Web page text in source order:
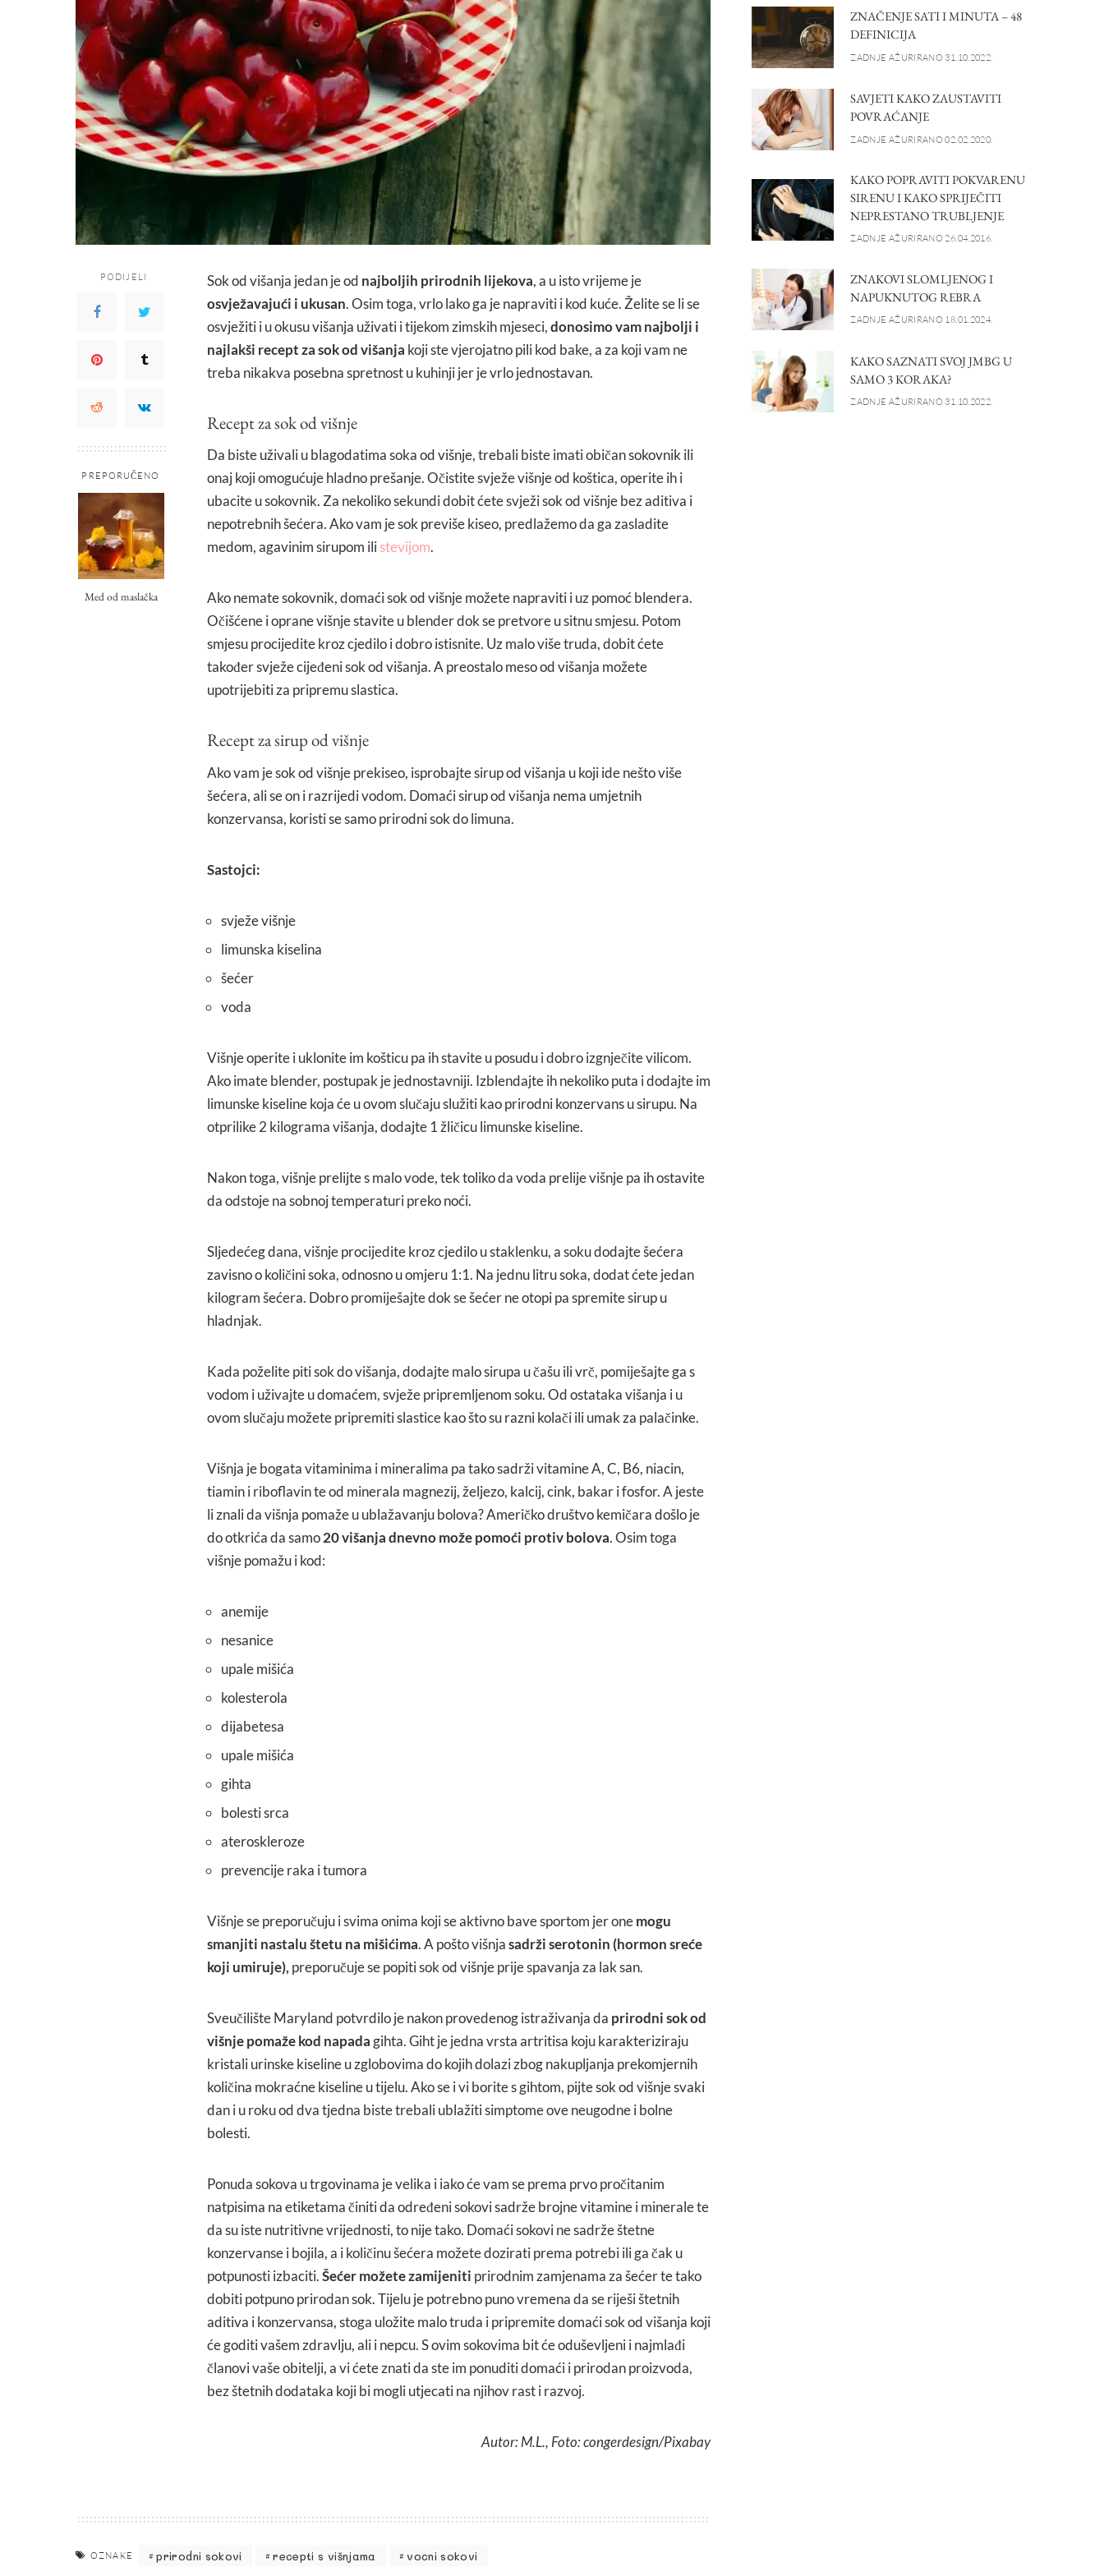
PODIJELI
PREPORUČENO
Med od maslačka
Sok od višanja jedan je od najboljih prirodnih lijekova, a u isto vrijeme je
osvježavajući i ukusan. Osim toga, vrlo lako ga je napraviti i kod kuće. Želite se li se
osvježiti i u okusu višanja uživati i tijekom zimskih mjeseci,donosimo vam najbolji i
najlakši recept za sok od višanja koji ste vjerojatno pili kod bake, a za koji vam ne
treba nikakva posebna spretnost u kuhinji jer je vrlo jednostavan.
Recept za sok od višnje
Da biste uživali u blagodatima soka od višnje, trebali biste imati običan sokovnik ili
onaj koji omogućuje hladno prešanje. Očistite svježe višnje od koštica, operite ih i
ubacite u sokovnik. Za nekoliko sekundi dobit ćete svježi sok od višnje bez aditiva i
nepotrebnih šećera. Ako vam je sok previše kiseo, predlažemo da ga zasladite
medom, agavinim sirupom ilistevijom.
Ako nemate sokovnik, domaći sok od višnje možete napraviti i uz pomoć blendera.
Očišćene i oprane višnje stavite u blender dok se pretvore u sitnu smjesu. Potom
smjesu procijedite kroz cjedilo i dobro istisnite. Uz malo više truda, dobit ćete
također svježe cijeđeni sok od višanja. A preostalo meso od višanja možete
upotrijebiti za pripremu slastica.
Recept za sirup od višnje
Ako vam je sok od višnje prekiseo, isprobajte sirup od višanja u koji ide nešto više
šećera, ali se on i razrijedi vodom. Domaći sirup od višanja nema umjetnih
konzervansa, koristi se samo prirodni sok do limuna.
Sastojci:
svježe višnje
limunska kiselina
šećer
voda
Višnje operite i uklonite im košticu pa ih stavite u posudu i dobro izgnječite vilicom.
Ako imate blender, postupak je jednostavniji. Izblendajte ih nekoliko puta i dodajte im
limunske kiseline koja će u ovom slučaju služiti kao prirodni konzervans u sirupu. Na
otprilike 2 kilograma višanja, dodajte 1 žličicu limunske kiseline.
Nakon toga, višnje prelijte s malo vode, tek toliko da voda prelije višnje pa ih ostavite
da odstoje na sobnoj temperaturi preko noći.
Sljedećeg dana, višnje procijedite kroz cjedilo u staklenku, a soku dodajte šećera
zavisno o količini soka, odnosno u omjeru 1:1. Na jednu litru soka, dodat ćete jedan
kilogram šećera. Dobro promiješajte dok se šećer ne otopi pa spremite sirup u
hladnjak.
Kada poželite piti sok do višanja, dodajte malo sirupa u čašu ili vrč, pomiješajte ga s
vodom i uživajte u domaćem, svježe pripremljenom soku. Od ostataka višanja i u
ovom slučaju možete pripremiti slastice kao što su razni kolači ili umak za palačinke.
Višnja je bogata vitaminima i mineralima pa tako sadrži vitamine A, C, B6, niacin,
tiamin i riboflavin te od minerala magnezij, željezo, kalcij, cink, bakar i fosfor. A jeste
li znali da višnja pomaže u ublažavanju bolova? Američko društvo kemičara došlo je
do otkrića da samo20 višanja dnevno može pomoći protiv bolova. Osim toga
višnje pomažu i kod:
anemije
nesanice
upale mišića
kolesterola
dijabetesa
upale mišića
gihta
bolesti srca
ateroskleroze
prevencije raka i tumora
Višnje se preporučuju i svima onima koji se aktivno bave sportom jer onemogu
smanjiti nastalu štetu na mišićima. A pošto višnjasadrži serotonin (hormon sreće
koji umiruje), preporučuje se popiti sok od višnje prije spavanja za lak san.
Sveučilište Maryland potvrdilo je nakon provedenog istraživanja da prirodni sok od
višnje pomaže kod napada gihta. Giht je jedna vrsta artritisa koju karakteriziraju
kristali urinske kiseline u zglobovima do kojih dolazi zbog nakupljanja prekomjernih
količina mokraćne kiseline u tijelu. Ako se i vi borite s gihtom, pijte sok od višnje svaki
dan i u roku od dva tjedna biste trebali ublažiti simptome ove neugodne i bolne
bolesti.
Ponuda sokova u trgovinama je velika i iako će vam se prema prvo pročitanim
natpisima na etiketama činiti da određeni sokovi sadrže brojne vitamine i minerale te
da su iste nutritivne vrijednosti, to nije tako. Domaći sokovi ne sadrže štetne
konzervanse i bojila, a i količinu šećera možete dozirati prema potrebi ili ga čak u
potpunosti izbaciti.Šećer možete zamijeniti prirodnim zamjenama za šećer te tako
dobiti potpuno prirodan sok. Tijelu je potrebno puno vremena da se riješi štetnih
aditiva i konzervansa, stoga uložite malo truda i pripremite domaći sok od višanja koji
će goditi vašem zdravlju, ali i nepcu. S ovim sokovima bit će oduševljeni i najmlađi
članovi vaše obitelji, a vi ćete znati da ste im ponuditi domaći i prirodan proizvoda,
bez štetnih dodataka koji bi mogli utjecati na njihov rast i razvoj.
Autor: M.L., Foto: congerdesign/Pixabay
OZNAKE prirodni sokovi recepti s višnjama vocni sokovi
ZNAČENJE SATI I MINUTA – 48
DEFINICIJA
ZADNJE AŽURIRANO 31.10.2022.
SAVJETI KAKO ZAUSTAVITI
POVRAĆANJE
ZADNJE AŽURIRANO 02.02.2020.
KAKO POPRAVITI POKVARENU
SIRENU I KAKO SPRIJEČITI
NEPRESTANO TRUBLJENJE
ZADNJE AŽURIRANO 26.04.2016.
ZNAKOVI SLOMLJENOG I
NAPUKNUTOG REBRA
ZADNJE AŽURIRANO 18.01.2024.
KAKO SAZNATI SVOJ JMBG U
SAMO 3 KORAKA?
ZADNJE AŽURIRANO 31.10.2022.